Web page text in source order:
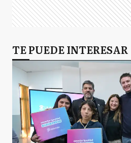
TE PUEDE INTERESAR